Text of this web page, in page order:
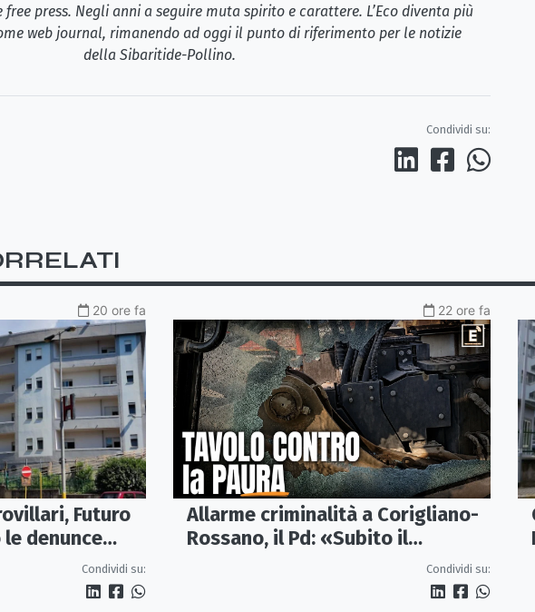
press. Negli anni a seguire muta spirito e carattere. L’Eco diventa più
web journal, rimanendo ad oggi il punto di riferimento per le notizie
della Sibaritide-Pollino.
Condividi su:
20 ore fa
Futuro
denunce
passerelle»Condividi su:
22 ore fa
Allarme criminalità a Corigliano-
Rossano, il Pd: «Subito il
Comitato per la Sicurezza»Condividi su: